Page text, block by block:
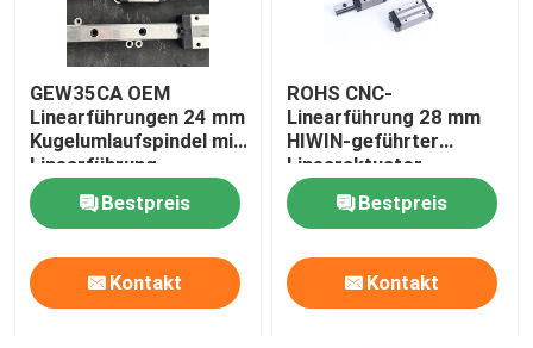
GEW35CA OEM
Linearführungen 24 mm
Kugelumlaufspindel mit
Linearführung
Bestpreis
Kontakt
ROHS CNC-
Linearführung 28 mm
HIWIN-geführter
Linearaktuator
GEW35CA
Bestpreis
Kontakt